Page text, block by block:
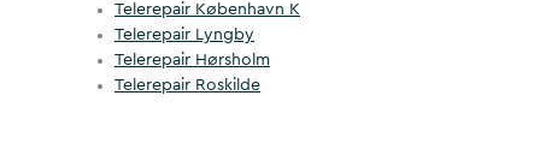
Telerepair København K
Telerepair Lyngby
Telerepair Hørsholm
Telerepair Roskilde